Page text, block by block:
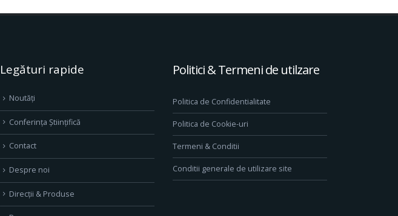
Legături rapide
Noutăți
Conferința Științifică
Contact
Despre noi
Direcţii & Produse
Politici & Termeni de utilzare
Politica de Confidentialitate
Politica de Cookie-uri
Termeni & Conditii
Conditii generale de utilizare site